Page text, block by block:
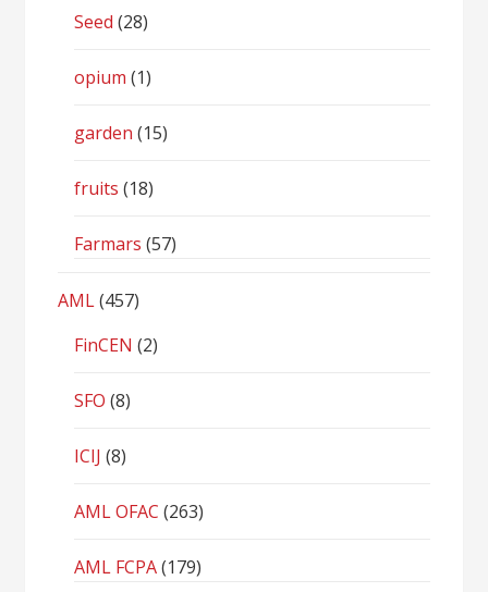
Seed (28)
opium (1)
garden (15)
fruits (18)
Farmars (57)
AML(457)
FinCEN (2)
SFO (8)
ICIJ (8)
AML OFAC (263)
AML FCPA(179)